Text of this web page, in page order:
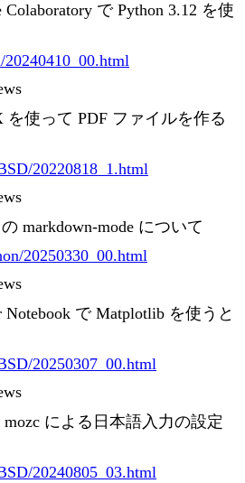
Colaboratory で Python 3.12 を使
を使って PDF ファイルを作る
20220818_1.html
markdown-mode について
20250330_00.html
Notebook で Matplotlib を使うと
20250307_00.html
による日本語入力の設定
20240805_03.html